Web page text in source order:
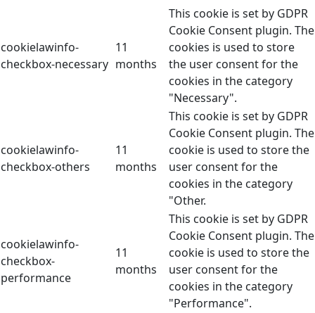
cookielawinfo-
checkbox-necessary
11
months
This cookie is set by GDPR
Cookie Consent plugin. The
cookies is used to store
the user consent for the
cookies in the category
"Necessary".
cookielawinfo-
checkbox-others
11
months
This cookie is set by GDPR
Cookie Consent plugin. The
cookie is used to store the
user consent for the
cookies in the category
"Other.
cookielawinfo-
checkbox-
performance
11
months
This cookie is set by GDPR
Cookie Consent plugin. The
cookie is used to store the
user consent for the
cookies in the category
"Performance".